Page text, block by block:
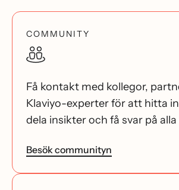
COMMUNITY
Få kontakt med kollegor,
Klaviyo-experter för att hitta
dela insikter och få svar på
Besök communityn